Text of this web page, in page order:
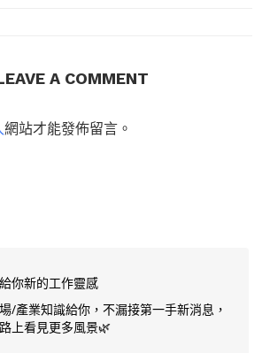
A COMMENT
網站才能發佈留言。
你新的工作靈感
/產業知識給你，不漏接第一手新消息，
上看見更多風景🌿